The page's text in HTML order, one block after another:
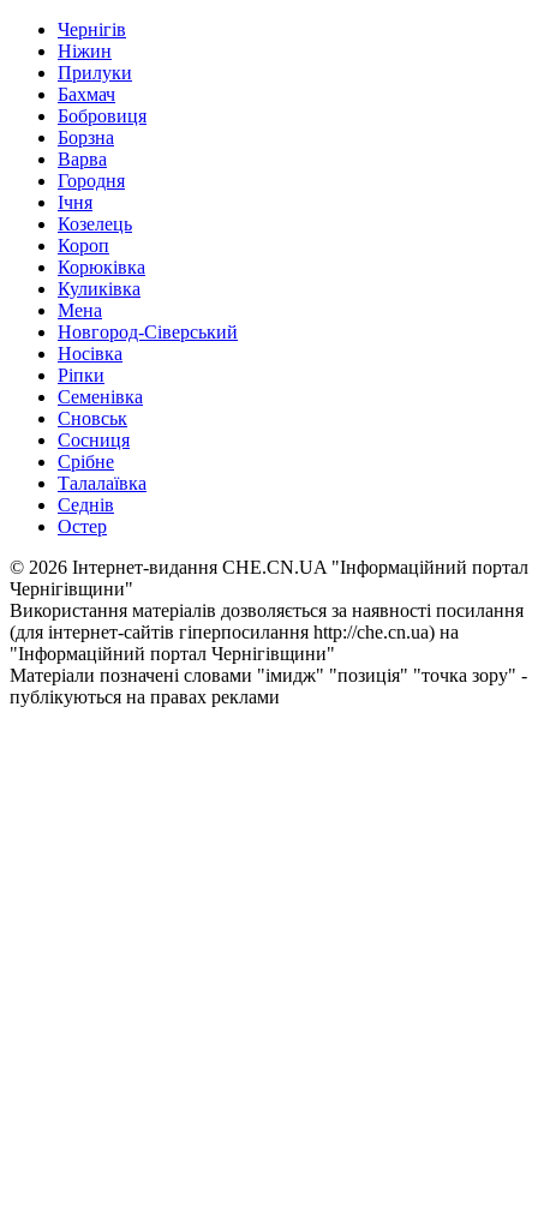
Чернігів
Ніжин
Прилуки
Бахмач
Бобровиця
Борзна
Варва
Городня
Ічня
Козелець
Короп
Корюківка
Куликівка
Мена
Новгород-Сіверський
Носівка
Ріпки
Семенівка
Сновськ
Сосниця
Срібне
Талалаївка
Седнів
Остер
© 2026 Інтернет-видання CHE.CN.UA "Інформаційний портал
Чернiгiвщини"
Використання матеріалів дозволяється за наявності посилання
(для інтернет-сайтів гіперпосилання http://che.cn.ua) на
"Інформаційний портал Чернiгiвщини"
Матеріали позначені словами "імидж" "позиція" "точка зору" -
публікуються на правах реклами